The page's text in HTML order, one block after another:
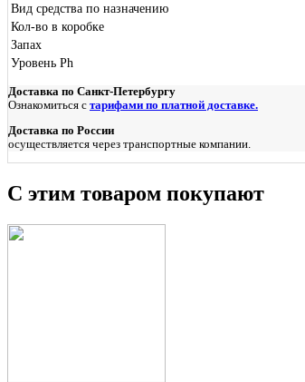
Вид средства по назначению
Кол-во в коробке
Запах
Уровень Ph
Доставка по Санкт-Петербургу
Ознакомиться с тарифами по платной доставке.
Доставка по России
осуществляется через транспортные компании.
С этим товаром покупают